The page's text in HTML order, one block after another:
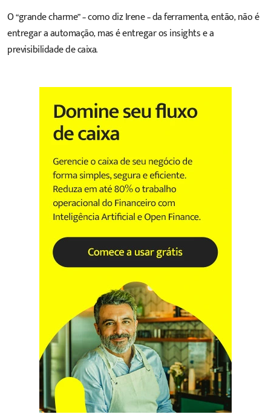
O “grande charme” – como diz Irene – da ferramenta, então, não é
entregar a automação, mas é entregar os insights e a
previsibilidade de caixa.